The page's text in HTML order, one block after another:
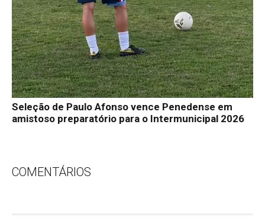
Seleção de Paulo Afonso vence Penedense em
amistoso preparatório para o Intermunicipal 2026
COMENTÁRIOS